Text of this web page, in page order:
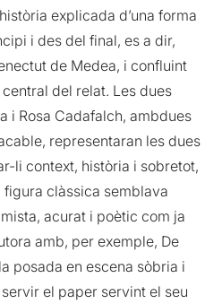
explicada d’una forma
i des del final, es a dir,
de Medea, i confluint
del relat. Les dues
i Rosa Cadafalch, ambdues
representaran les dues
li context, història i sobretot,
clàssica semblava
acurat i poètic com ja
amb, per exemple, De
posada en escena sòbria i
el paper servint el seu